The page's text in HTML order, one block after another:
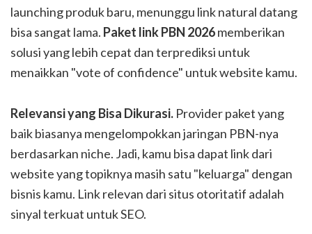
launching produk baru, menunggu link natural datang
bisa sangat lama. Paket link PBN 2026memberikan
solusi yang lebih cepat dan terprediksi untuk
menaikkan "vote of confidence" untuk website kamu.
Relevansi yang Bisa Dikurasi. Provider paket yang
baik biasanya mengelompokkan jaringan PBN-nya
berdasarkan niche. Jadi, kamu bisa dapat link dari
website yang topiknya masih satu "keluarga" dengan
bisnis kamu. Link relevan dari situs otoritatif adalah
sinyal terkuat untuk SEO.